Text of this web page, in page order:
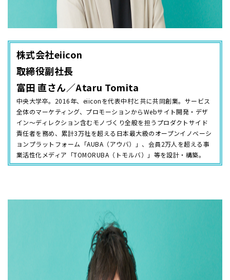
株式会社eiicon
取締役副社長
富田 直さん／Ataru Tomita
中央大学卒。2016年、eiiconを代表中村と共に共同創業。サービス
全体のマーケティング、プロモーションからWebサイト開発・デザ
イン～ディレクション含むモノづくり全般を担うプロダクトサイド
責任者を務め、累計3万社を超える日本最大級のオープンイノベーシ
ョンプラットフォーム「AUBA（アウバ）」、会員2万人を超える事
業活性化メディア「TOMORUBA（トモルバ）」等を設計・構築。